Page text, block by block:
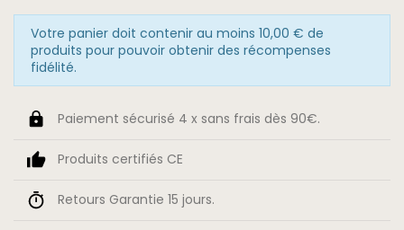
Votre panier doit contenir au moins 10,00 € de
produits pour pouvoir obtenir des récompenses
fidélité.
Paiement sécurisé 4 x sans frais dès 90€.
Produits certifiés CE
Retours Garantie 15 jours.